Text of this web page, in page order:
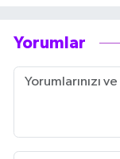
Yorumlar